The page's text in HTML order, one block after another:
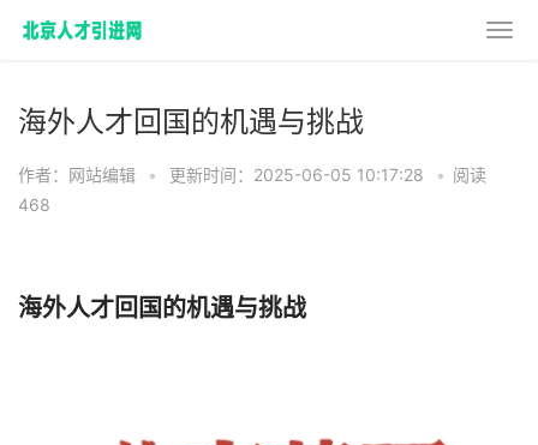
海外人才回国的机遇与挑战
作者：网站编辑 • 更新时间：2025-06-05 10:17:28 • 阅读
468
海外人才回国的机遇与挑战